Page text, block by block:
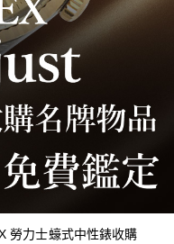
勞力士蠔式中性錶收購